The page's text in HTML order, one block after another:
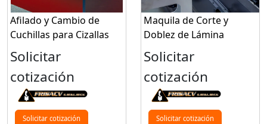
Afilado y Cambio de
Cuchillas para Cizallas
Solicitar
cotización
Solicitar cotización
Maquila de Corte y
Doblez de Lámina
Solicitar
cotización
Solicitar cotización